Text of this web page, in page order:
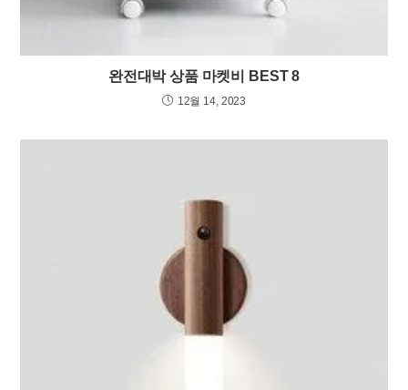
완전대박 상품 마켓비 BEST 8
12월 14, 2023